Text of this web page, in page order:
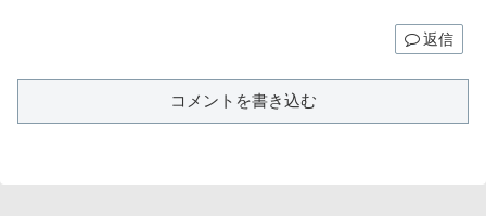
返信
コメントを書き込む